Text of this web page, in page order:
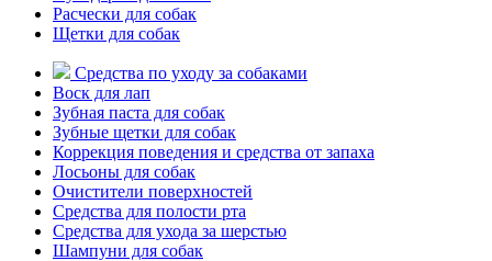
Расчески для собак
Щетки для собак
Средства по уходу за собаками
Воск для лап
Зубная паста для собак
Зубные щетки для собак
Коррекция поведения и средства от запаха
Лосьоны для собак
Очистители поверхностей
Средства для полости рта
Средства для ухода за шерстью
Шампуни для собак